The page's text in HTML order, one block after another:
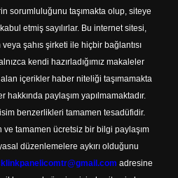
sorumluluğunu taşımakta olup, siteye
etmiş sayılırlar. Bu internet sitesi,
şahıs şirketi ile hiçbir bağlantısı
kendi hazırladığımız makaleler
içerikler haber niteliği taşımamakta
paylaşım yapılmamaktadır.
benzerlikleri tamamen tesadüfidir.
ve tamamen ücretsiz bir bilgi paylaşım
düzenlemelere aykırı olduğunu
adresine